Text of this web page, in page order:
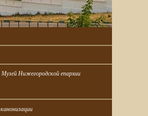
Музей Нижегородской епархии